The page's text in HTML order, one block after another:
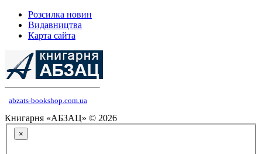
Розсилка новин
Видавництва
Карта сайта
abzats-bookshop.com.ua
Книгарня «АБЗАЦ» © 2026
×